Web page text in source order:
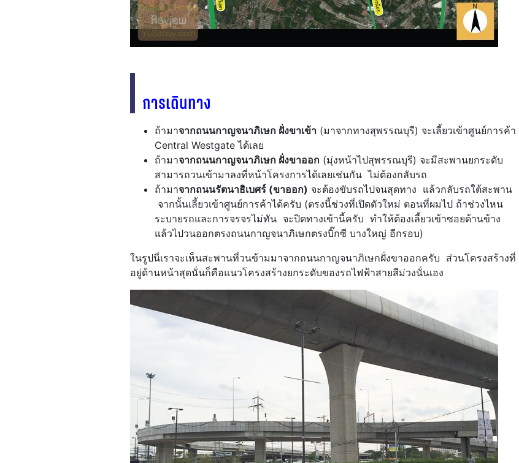
การเดินทาง
ถ้ามาจากถนนกาญจนาภิเษก ฝั่งขาเข้า (มาจากทางสุพรรณบุรี) จะเลี้ยวเข้าศูนย์การค้า
Central Westgate ได้เลย
ถ้ามาจากถนนกาญจนาภิเษก ฝั่งขาออก (มุ่งหน้าไปสุพรรณบุรี) จะมีสะพานยกระดับ
สามารถวนเข้ามาลงที่หน้าโครงการได้เลยเช่นกัน ไม่ต้องกลับรถ
ถ้ามาจากถนนรัตนาธิเบศร์ (ขาออก) จะต้องขับรถไปจนสุดทาง แล้วกลับรถใต้สะพาน
จากนั้นเลี้ยวเข้าศูนย์การค้าได้ครับ (ตรงนี้ช่วงที่เปิดตัวใหม่ ตอนที่ผมไป ถ้าช่วงไหน
ระบายรถและการจรจรไม่ทัน จะปิดทางเข้านี้ครับ ทำให้ต้องเลี้ยวเข้าซอยด้านข้าง
แล้วไปวนออกตรงถนนกาญจนาภิเษกตรงบิ๊กซี บางใหญ่ อีกรอบ)
ในรูปนี่เราจะเห็นสะพานที่วนข้ามมาจากถนนกาญจนาภิเษกฝั่งขาออกครับ ส่วนโครงสร้างที่
อยู่ด้านหน้าสุดนั่นก็คือแนวโครงสร้างยกระดับของรถไฟฟ้าสายสีม่วงนั่นเอง